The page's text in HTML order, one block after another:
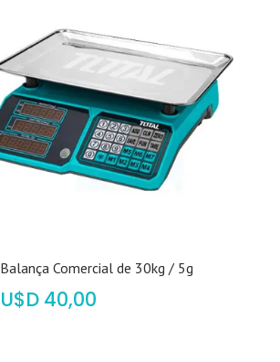
Balança Comercial de 30kg / 5g
$ 40,00